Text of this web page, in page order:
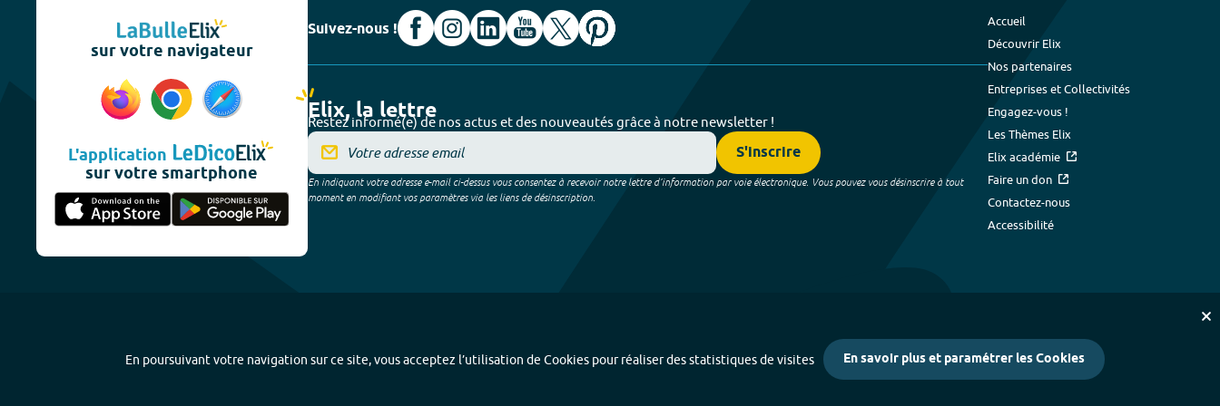
sur votre navigateur
L'application
sur votre smartphone
Suivez-nous !
Elix, la lettre
Restez informé(e) de nos actus et des nouveautés grâce à notre newsletter !
S'inscrire
En indiquant votre adresse e-mail ci-dessus vous consentez à recevoir notre lettre d’information par voie électronique. Vous pouvez vous désinscrire à tout
moment en modifiant vos paramètres via les liens de désinscription.
Accueil
Découvrir Elix
Nos partenaires
Entreprises et Collectivités
Engagez-vous !
Les Thèmes Elix
Elix académie
Faire un don
Contactez-nous
Accessibilité
En poursuivant votre navigation sur ce site, vous acceptez l’utilisation de Cookies pour réaliser des statistiques de visites En savoir plus et paramétrer les Cookies